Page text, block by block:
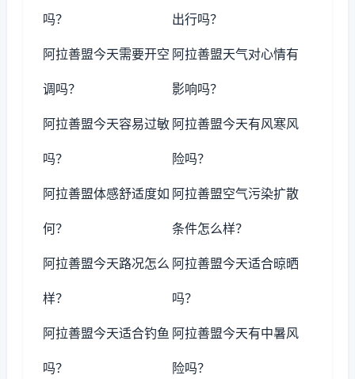
吗？ 出行吗？
阿拉善盟今天需要开空
调吗？
阿拉善盟天气对心情有
影响吗？
阿拉善盟今天容易过敏
吗？
阿拉善盟今天有风寒风
险吗？
阿拉善盟体感舒适度如
何？
阿拉善盟空气污染扩散
条件怎么样？
阿拉善盟今天路况怎么
样？
阿拉善盟今天适合晾晒
吗？
阿拉善盟今天适合钓鱼
吗？
阿拉善盟今天有中暑风
险吗？